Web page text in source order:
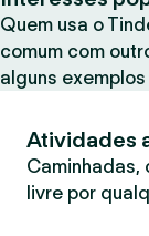
Quem usa o
comum com
alguns
Atividades
Caminhadas,
livre por